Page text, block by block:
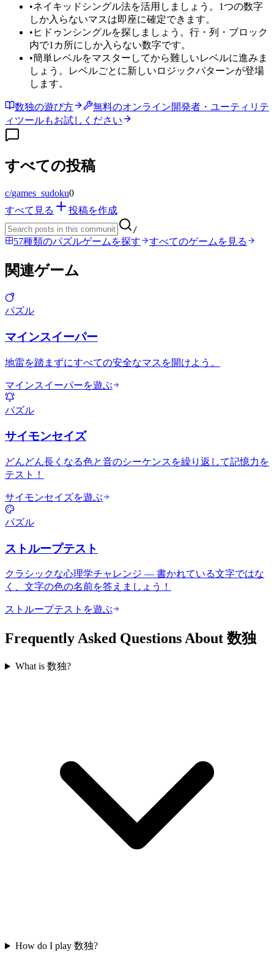
•ネイキッドシングル法を活用しましょう。1つの数字
しか入らないマスは即座に確定できます。
• ヒドゥンシングルを探しましょう。行・列・ブロック
内で1カ所にしか入らない数字です。
•簡単レベルをマスターしてから難しいレベルに進みま
しょう。レベルごとに新しいロジックパターンが登場
します。
数独の遊び方
無料のオンライン開発者・ユーティリテ
ィツールもお試しください
すべての投稿
c/games_sudoku0
すべて見る
投稿を作成
/
57種類のパズルゲームを探す すべてのゲームを見る
関連ゲーム
パズル
マインスイーパー
地雷を踏まずにすべての安全なマスを開けよう。
マインスイーパーを遊ぶ
パズル
サイモンセイズ
どんどん長くなる色と音のシーケンスを繰り返して記憶力を
テスト！
サイモンセイズを遊ぶ
パズル
ストループテスト
クラシックな心理学チャレンジ — 書かれている文字ではな
く、文字の色の名前を答えましょう！
ストループテストを遊ぶ
Frequently Asked Questions About 数独
What is 数独?
How do I play 数独?